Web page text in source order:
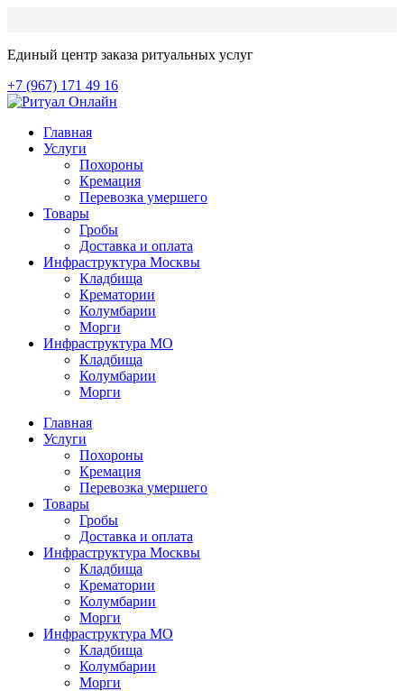
Единый центр заказа ритуальных услуг
+7 (967) 171 49 16
Главная
Услуги
Похороны
Кремация
Перевозка умершего
Товары
Гробы
Доставка и оплата
Инфраструктура Москвы
Кладбища
Крематории
Колумбарии
Морги
Инфраструктура МО
Кладбища
Колумбарии
Морги
Главная
Услуги
Похороны
Кремация
Перевозка умершего
Товары
Гробы
Доставка и оплата
Инфраструктура Москвы
Кладбища
Крематории
Колумбарии
Морги
Инфраструктура МО
Кладбища
Колумбарии
Морги